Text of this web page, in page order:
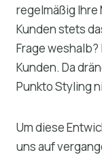
regelmäßig
Kunden stets
Frage
Kunden. Da
Punkto Styling
Um diese
uns auf